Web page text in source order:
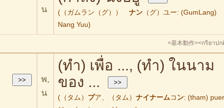
น (（ガムラン（グ）） ナン （グ）ユー: (GumLang)
Nang Yuu)
<基本動作><กริยาปก
พ,
น
(ทำ) เพื่อ ..., (ทำ) ในนาม
ของ ...
(（タム） プア、（タム） ナイナームコ ン: (tham)